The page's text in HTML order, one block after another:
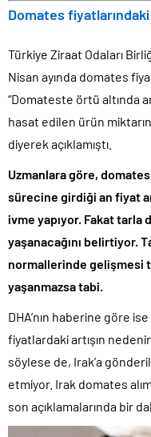
Domates
Türkiye Ziraat Odaları
Nisan ayında domates
“Domateste örtü altında
hasat edilen ürün
diyerek açıklamıştı.
Uzmanlara göre, domates
sürecine girdiği an fiyat
ivme yapıyor. Fakat
yaşanacağını belirtiyor.
normallerinde gelişmesi
yaşanmazsa tabi.
DHA’nın haberine göre
fiyatlardaki artışın
söylese de, Irak’a
etmiyor. Irak domates
son açıklamalarında bir